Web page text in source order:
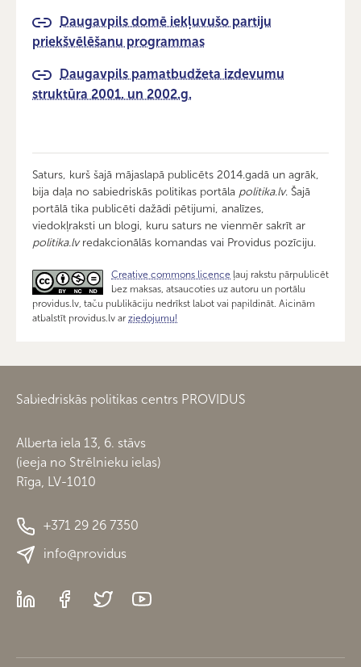
Daugavpils domē iekļuvušo partiju
priekšvēlēšanu programmas
Daugavpils pamatbudžeta izdevumu
struktūra 2001. un 2002.g.
Saturs, kurš šajā mājaslapā publicēts 2014.gadā un agrāk,
bija daļa no sabiedriskās politikas portāla politika.lv. Šajā
portālā tika publicēti dažādi pētijumi, analīzes,
viedokļraksti un blogi, kuru saturs ne vienmēr sakrīt ar
politika.lvredakcionālās komandas vai Providus pozīciju.
Creative commons licence ļauj rakstu pārpublicēt
bez maksas, atsaucoties uz autoru un portālu
providus.lv, taču publikāciju nedrīkst labot vai papildināt. Aicinām
atbalstīt providus.lv ar ziedojumu!
Sabiedriskās politikas centrs PROVIDUS
Alberta iela 13, 6. stāvs
(ieeja no Strēlnieku ielas)
Rīga, LV-1010
+371 29 26 7350
info@providus